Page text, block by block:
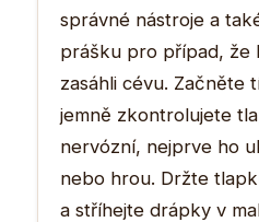
správné nástroje a
prášku pro případ, že
zasáhli cévu. Začněte
jemně zkontrolujete
nervózní, nejprve ho
nebo hrou. Držte
a stříhejte drápky v